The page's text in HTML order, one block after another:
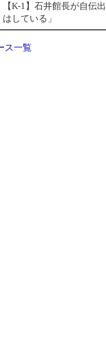
【K-1】石井館長が自伝
はしている」
ス一覧